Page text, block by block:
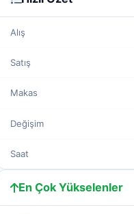
Alış
Satış
Makas
Değişim
Saat
En Çok Yükselenler